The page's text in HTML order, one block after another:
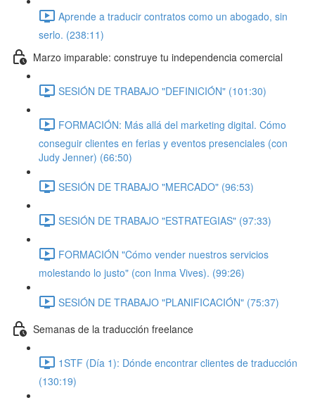
Aprende a traducir contratos como un abogado, sin
serlo. (238:11)
Marzo imparable: construye tu independencia comercial
SESIÓN DE TRABAJO "DEFINICIÓN" (101:30)
FORMACIÓN: Más allá del marketing digital. Cómo
conseguir clientes en ferias y eventos presenciales (con
Judy Jenner) (66:50)
SESIÓN DE TRABAJO "MERCADO" (96:53)
SESIÓN DE TRABAJO "ESTRATEGIAS" (97:33)
FORMACIÓN "Cómo vender nuestros servicios
molestando lo justo" (con Inma Vives). (99:26)
SESIÓN DE TRABAJO "PLANIFICACIÓN" (75:37)
Semanas de la traducción freelance
1STF (Día 1): Dónde encontrar clientes de traducción
(130:19)